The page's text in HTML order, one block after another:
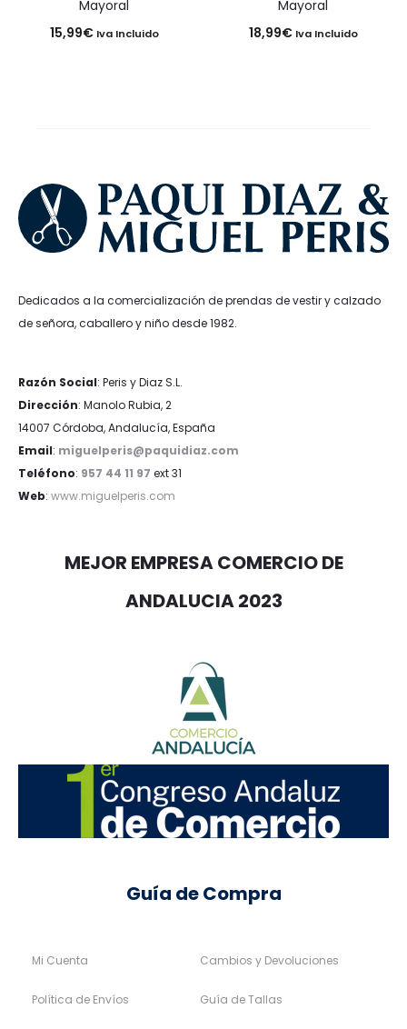
Mayoral
15,99€ Iva Incluido
Mayoral
18,99€ Iva Incluido
Dedicados a la comercialización de prendas de vestir y calzado
de señora, caballero y niño desde 1982.
Razón Social: Peris y Diaz S.L.
Dirección: Manolo Rubia, 2
14007 Córdoba, Andalucía, España
Email: miguelperis@paquidiaz.com
Teléfono: 957 44 11 97 ext 31
Web: www.miguelperis.com
MEJOR EMPRESA COMERCIO DE
ANDALUCIA 2023
Guía de Compra
Mi Cuenta
Política de Envíos
Cambios y Devoluciones
Guía de Tallas